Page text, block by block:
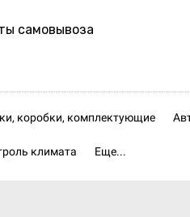
самовывоза
коробки, комплектующие
климата Еще...